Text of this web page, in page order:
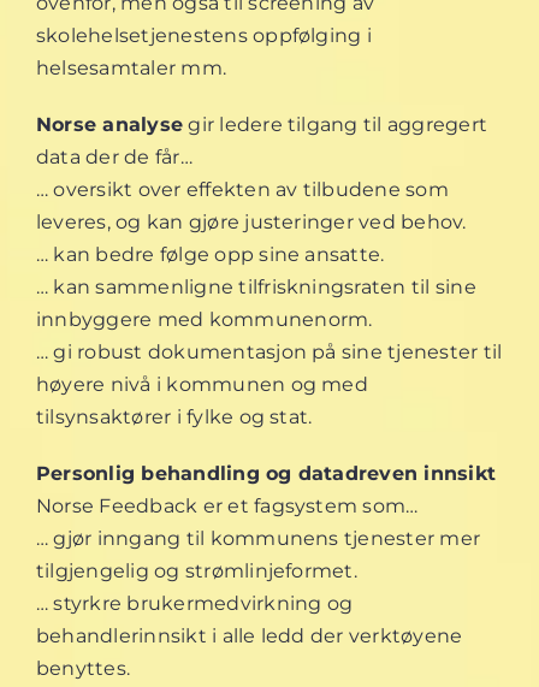
skolehelsetjenestens oppfølging i
helsesamtaler mm.
Norse analyse gir ledere tilgang til aggregert
data der de får…
… oversikt over effekten av tilbudene som
leveres, og kan gjøre justeringer ved behov.
… kan bedre følge opp sine ansatte.
… kan sammenligne tilfriskningsraten til sine
innbyggere med kommunenorm.
… gi robust dokumentasjon på sine tjenester til
høyere nivå i kommunen og med
tilsynsaktører i fylke og stat.
Personlig behandling og datadreven innsikt
Norse Feedback er et fagsystem som…
… gjør inngang til kommunens tjenester mer
tilgjengelig og strømlinjeformet.
… styrkre brukermedvirkning og
behandlerinnsikt i alle ledd der verktøyene
benyttes.